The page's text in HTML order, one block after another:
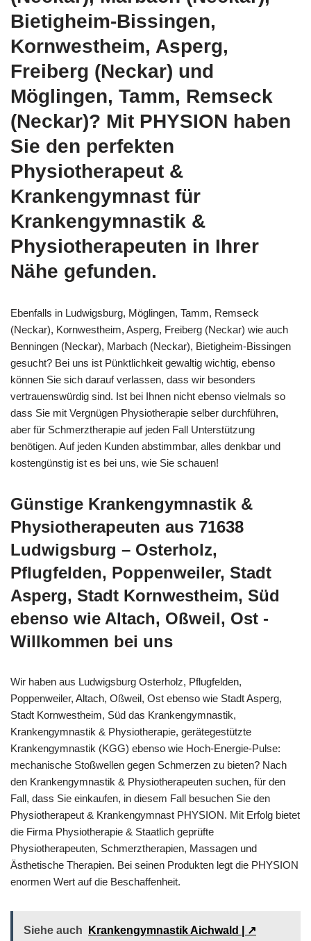
Bietigheim-Bissingen,
Kornwestheim, Asperg,
Freiberg (Neckar) und
Möglingen, Tamm, Remseck
(Neckar)? Mit PHYSION haben
Sie den perfekten
Physiotherapeut &
Krankengymnast für
Krankengymnastik &
Physiotherapeuten in Ihrer
Nähe gefunden.
Ebenfalls in Ludwigsburg, Möglingen, Tamm, Remseck
(Neckar), Kornwestheim, Asperg, Freiberg (Neckar) wie auch
Benningen (Neckar), Marbach (Neckar), Bietigheim-Bissingen
gesucht? Bei uns ist Pünktlichkeit gewaltig wichtig, ebenso
können Sie sich darauf verlassen, dass wir besonders
vertrauenswürdig sind. Ist bei Ihnen nicht ebenso vielmals so
dass Sie mit Vergnügen Physiotherapie selber durchführen,
aber für Schmerztherapie auf jeden Fall Unterstützung
benötigen. Auf jeden Kunden abstimmbar, alles denkbar und
kostengünstig ist es bei uns, wie Sie schauen!
Günstige Krankengymnastik &
Physiotherapeuten aus 71638
Ludwigsburg – Osterholz,
Pflugfelden, Poppenweiler, Stadt
Asperg, Stadt Kornwestheim, Süd
ebenso wie Altach, Oßweil, Ost -
Willkommen bei uns
Wir haben aus Ludwigsburg Osterholz, Pflugfelden,
Poppenweiler, Altach, Oßweil, Ost ebenso wie Stadt Asperg,
Stadt Kornwestheim, Süd das Krankengymnastik,
Krankengymnastik & Physiotherapie, gerätegestützte
Krankengymnastik (KGG) ebenso wie Hoch-Energie-Pulse:
mechanische Stoßwellen gegen Schmerzen zu bieten? Nach
den Krankengymnastik & Physiotherapeuten suchen, für den
Fall, dass Sie einkaufen, in diesem Fall besuchen Sie den
Physiotherapeut & Krankengymnast PHYSION. Mit Erfolg bietet
die Firma Physiotherapie & Staatlich geprüfte
Physiotherapeuten, Schmerztherapien, Massagen und
Ästhetische Therapien. Bei seinen Produkten legt die PHYSION
enormen Wert auf die Beschaffenheit.
Siehe auch
Krankengymnastik Aichwald | ↗️